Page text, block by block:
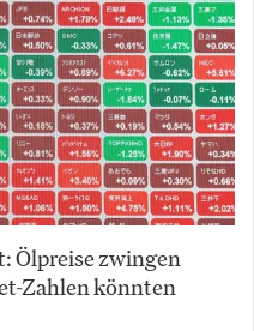
Ölpreise zwingen
Zahlen könnten